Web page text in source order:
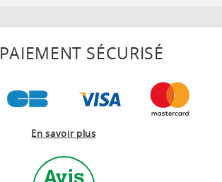
PAIEMENT SÉCURISÉ
En savoir plus